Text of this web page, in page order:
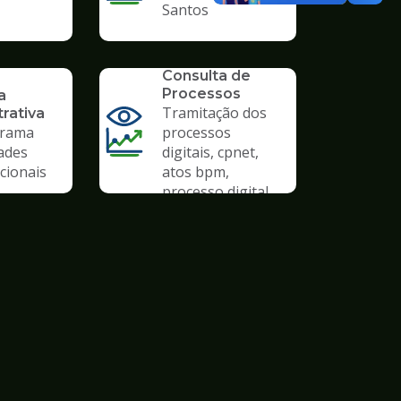
Santos
Consulta de
Processos
Tramitação dos
processos
digitais, cpnet,
atos bpm,
processo digital